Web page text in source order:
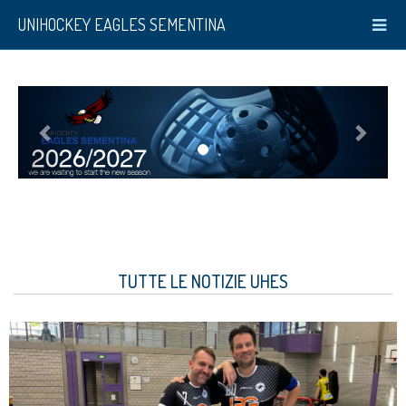
UNIHOCKEY EAGLES SEMENTINA
TUTTE LE NOTIZIE UHES